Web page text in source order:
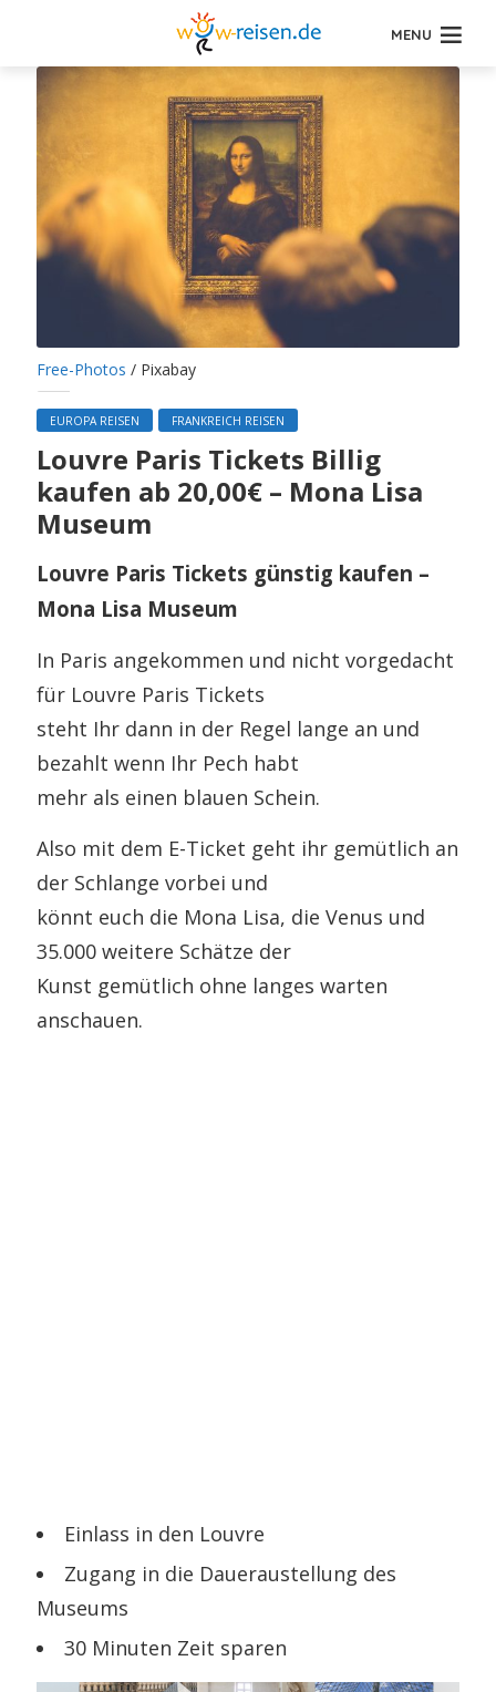
MENU
Free-Photos / Pixabay
EUROPA REISEN FRANKREICH REISEN
Louvre Paris Tickets Billig
kaufen ab 20,00€ – Mona Lisa
Museum
Louvre Paris Tickets günstig kaufen –
Mona Lisa Museum
In Paris angekommen und nicht vorgedacht
für Louvre Paris Tickets
steht Ihr dann in der Regel lange an und
bezahlt wenn Ihr Pech habt
mehr als einen blauen Schein.
Also mit dem E-Ticket geht ihr gemütlich an
der Schlange vorbei und
könnt euch die Mona Lisa, die Venus und
35.000 weitere Schätze der
Kunst gemütlich ohne langes warten
anschauen.
Einlass in den Louvre
Zugang in die Daueraustellung des
Museums
30 Minuten Zeit sparen